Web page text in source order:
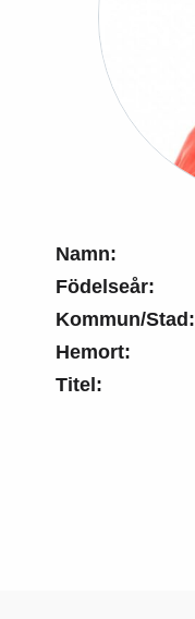
Namn:
Födelseår:
Kommun/Stad:
Hemort:
Titel: